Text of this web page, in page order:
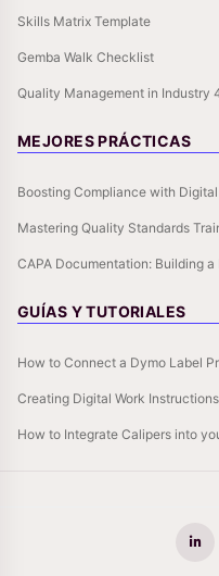
Skills Matrix Template
Gemba Walk Checklist
Quality Management in Industry
MEJORES PRÁCTICAS
Boosting Compliance with
Mastering Quality Standards
CAPA Documentation: Building a
GUÍAS Y TUTORIALES
How to Connect a Dymo Label
Creating Digital Work
How to Integrate Calipers into